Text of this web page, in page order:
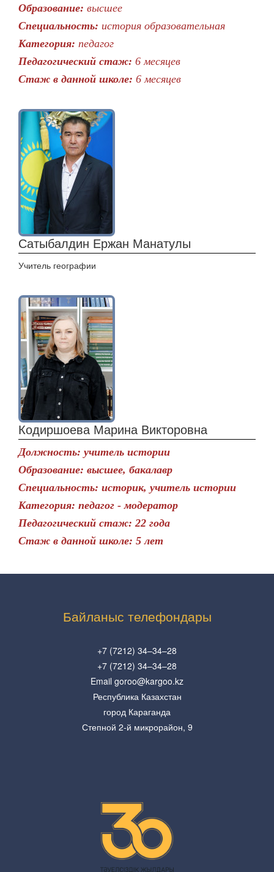
Образование: высшее
Специальность: история образовательная
Категория: педагог
Педагогический стаж: 6 месяцев
Стаж в данной школе: 6 месяцев
Сатыбалдин Ержан Манатулы
Учитель географии
Кодиршоева Марина Викторовна
Должность: учитель истории
Образование: высшее, бакалавр
Специальность: историк, учитель истории
Категория: педагог - модератор
Педагогический стаж: 22 года
Стаж в данной школе: 5 лет
Байланыс телефондары
+7 (7212) 34–34–28
+7 (7212) 34–34–28
Email goroo@kargoo.kz
Республика Казахстан
город Караганда
Степной 2-й микрорайон, 9